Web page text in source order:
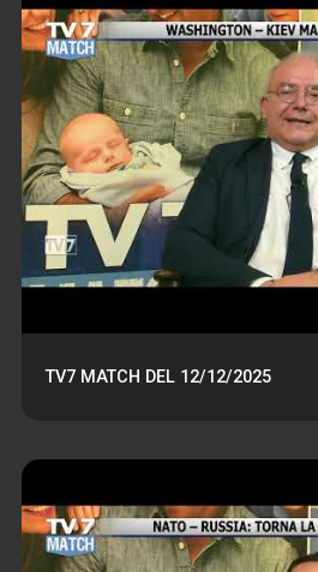
TV7 MATCH DEL 12/12/2025